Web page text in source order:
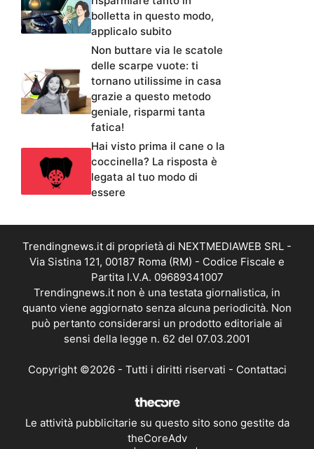
bolletta in questo modo,
applicalo subito
Non buttare via le scatole
delle scarpe vuote: ti
tornano utilissime in casa
grazie a questo metodo
geniale, risparmi tanta
fatica!
Hai visto prima il cane o la
coccinella? La risposta è
legata al tuo modo di
essere
Trendingnews.it di proprietà di NEXTMEDIAWEB SRL -
Via Sistina 121, 00187 Roma (RM) - Codice Fiscale e
Partita I.V.A. 09689341007
Trendingnews.it non è una testata giornalistica, in
quanto viene aggiornato senza alcuna periodicità. Non
può pertanto considerarsi un prodotto editoriale ai
sensi della legge n. 62 del 07.03.2001
Copyright ©2026 - Tutti i diritti riservati - Contattaci
Le attività pubblicitarie su questo sito sono gestite da
theCoreAdv